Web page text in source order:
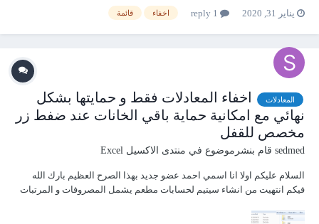
مثال وطلب صغير اريد ان افهم لماذا هذا حدث من الاساس وحل المشكلة إن...
يناير 31, 2020 اخفاء قائمة
المعادلات
اخفاء المعادلات فقط و حمايتها بشكل
نهائي مع امكانية حماية باقي الخانات عند ضفط زر
مخصص للقفل
sedmed قام بنشرموضوع في منتدى الاكسيل Excel
السلام عليكم اولا انا اسمي احمد عضو جديد بهذا الصرح العظيم بارك الله
فيكم انتهيت من انشاء سيتيم لحسابات مطعم يشمل المصروفات و المرتبات
ملفات و مجلدات فكل سنة منفصلة بمجلد و التقارير الشهرية و السنوية